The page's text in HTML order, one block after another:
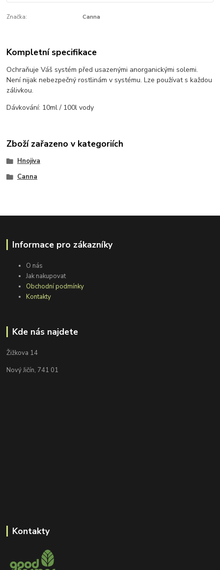
Značka: Canna
Kompletní specifikace
Ochraňuje Váš systém před usazenými anorganickými solemi.
Není nijak nebezpečný rostlinám v systému. Lze používat s každou
zálivkou.
Dávkování: 10ml / 100l vody
Zboží zařazeno v kategoriích
Hnojiva
Canna
Informace pro zákazníky
O nás
Jak nakupovat
Obchodní podmínky
Kontakty
Kde nás najdete
Žižkova 14
Nový Jičín, 741 01
Kontakty